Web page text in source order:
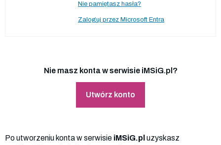
Nie pamiętasz hasła?
Zaloguj przez Microsoft Entra
Nie masz konta w serwisie iMSiG.pl?
Utwórz konto
Po utworzeniu konta w serwisie iMSiG.pl uzyskasz